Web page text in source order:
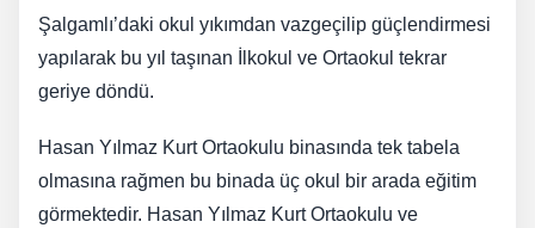
Şalgamlı’daki okul yıkımdan vazgeçilip güçlendirmesi
yapılarak bu yıl taşınan İlkokul ve Ortaokul tekrar
geriye döndü.
Hasan Yılmaz Kurt Ortaokulu binasında tek tabela
olmasına rağmen bu binada üç okul bir arada eğitim
görmektedir. Hasan Yılmaz Kurt Ortaokulu ve